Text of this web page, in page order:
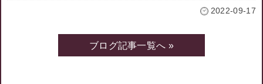
2022-09-17
ブログ記事一覧へ »